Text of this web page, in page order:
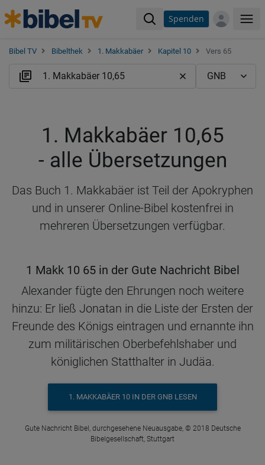
Spenden
Bibel TV Bibelthek 1. Makkabäer Kapitel 10 Vers 65
1. Makkabäer 10,65
- alle Übersetzungen
Das Buch 1. Makkabäer ist Teil der Apokryphen
und in unserer Online-Bibel kostenfrei in
mehreren Übersetzungen verfügbar.
1 Makk 10 65 in der Gute Nachricht Bibel
Alexander fügte den Ehrungen noch weitere
hinzu: Er ließ Jonatan in die Liste der Ersten der
Freunde des Königs eintragen und ernannte ihn
zum militärischen Oberbefehlshaber und
königlichen Statthalter in Judäa.
1. MAKKABÄER 10 IN DER GNB LESEN
Gute Nachricht Bibel, durchgesehene Neuausgabe, © 2018 Deutsche
Bibelgesellschaft, Stuttgart